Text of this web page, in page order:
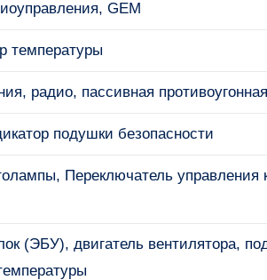
GEM
температуры
радио, пассивная
подушки безопасности
Переключатель управления
(ЭБУ), двигатель вентилятора,